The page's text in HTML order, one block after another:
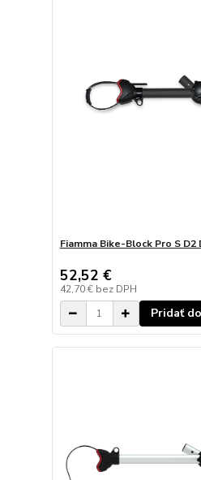
Fiamma Bike-Block Pro S D2
52,52 €
42,70 € bez DPH
Pridať